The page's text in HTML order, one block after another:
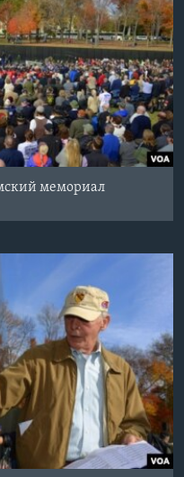
мемориал